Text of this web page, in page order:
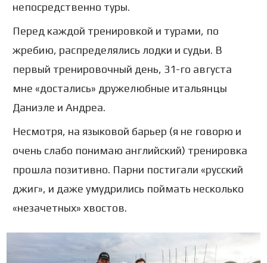
непосредственно туры.
Перед каждой тренировкой и турами, по
жребию, распределялись лодки и судьи. В
первый тренировочный день, 31-го августа
мне «достались» дружелюбные итальянцы
Даниэле и Андреа.
Несмотря, на языковой барьер (я не говорю и
очень слабо понимаю английский) тренировка
прошла позитивно. Парни постигали «русский
джиг», и даже умудрились поймать несколько
«незачетных» хвостов.